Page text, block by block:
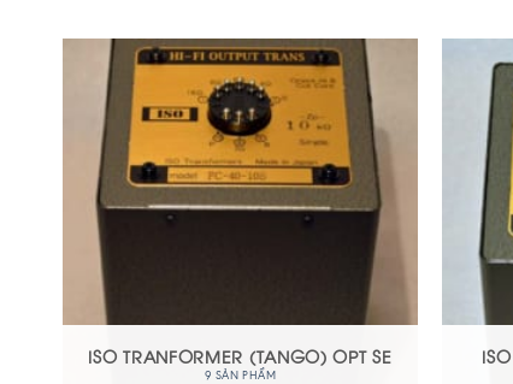
ISO TRANFORMER (TANGO) OPT SE
9 SẢN PHẨM